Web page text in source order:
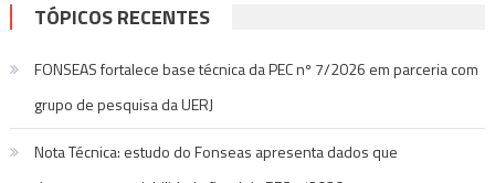
TÓPICOS RECENTES
FONSEAS fortalece base técnica da PEC nº 7/2026 em parceria com
grupo de pesquisa da UERJ
Nota Técnica: estudo do Fonseas apresenta dados que